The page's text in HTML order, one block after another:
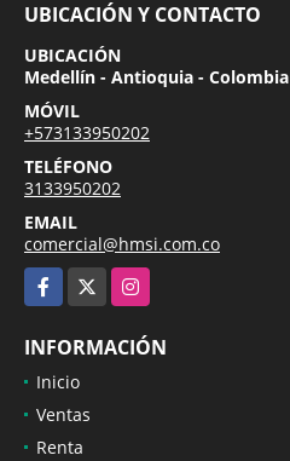
UBICACIÓN Y CONTACTO
UBICACIÓN
Medellín - Antioquia - Colombia
MÓVIL
+573133950202
TELÉFONO
3133950202
EMAIL
comercial@hmsi.com.co
Facebook
Instagram
INFORMACIÓN
Inicio
Ventas
Renta